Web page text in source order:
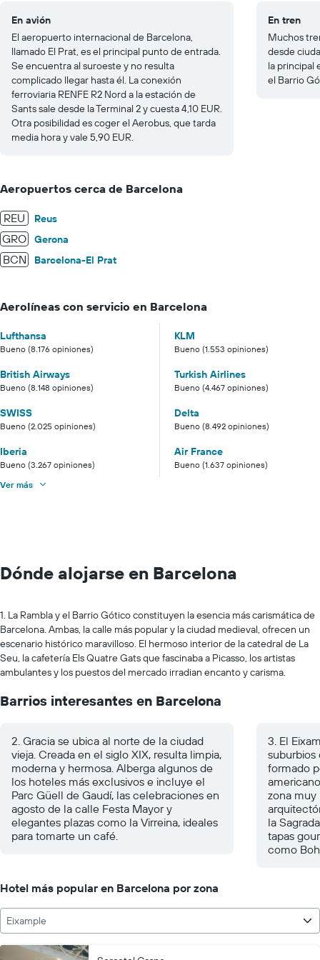
En avión
El aeropuerto internacional de Barcelona,
llamado El Prat, es el principal punto de entrada.
Se encuentra al suroeste y no resulta
complicado llegar hasta él. La conexión
ferroviaria RENFE R2 Nord a la estación de
Sants sale desde la Terminal 2 y cuesta 4,10 EUR.
Otra posibilidad es coger el Aerobus, que tarda
media hora y vale 5,90 EUR.
En tren
Muchos
desde
la principal
el Barrio
Aeropuertos cerca de Barcelona
REU Reus
GRO Gerona
BCN Barcelona-El Prat
Aerolíneas con servicio en Barcelona
Lufthansa
Bueno (8.176 opiniones)
KLM
Bueno (1.553 opiniones)
British Airways
Bueno (8.148 opiniones)
Turkish Airlines
Bueno (4.467 opiniones)
SWISS
Bueno (2.025 opiniones)
Delta
Bueno (8.492 opiniones)
Iberia
Bueno (3.267 opiniones)
Air France
Bueno (1.637 opiniones)
Ver más
Dónde alojarse en Barcelona
1. La Rambla y el Barrio Gótico constituyen la esencia más carismática de
Barcelona. Ambas, la calle más popular y la ciudad medieval, ofrecen un
escenario histórico maravilloso. El hermoso interior de la catedral de La
Seu, la cafetería Els Quatre Gats que fascinaba a Picasso, los artistas
ambulantes y los puestos del mercado irradian encanto y carisma.
Barrios interesantes en Barcelona
2. Gracia se ubica al norte de la ciudad
vieja. Creada en el siglo XIX, resulta limpia,
moderna y hermosa. Alberga algunos de
los hoteles más exclusivos e incluye el
Parc Güell de Gaudí, las celebraciones en
agosto de la calle Festa Mayor y
elegantes plazas como la Virreina, ideales
para tomarte un café.
3. El
suburbios
formado
zona muy
la
tapas
como
Hotel más popular en Barcelona por zona
Eixample